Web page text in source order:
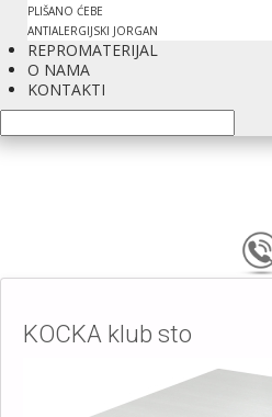
PLIŠANO ĆEBE
ANTIALERGIJSKI JORGAN
REPROMATERIJAL
O NAMA
KONTAKTI
KOCKA klub sto